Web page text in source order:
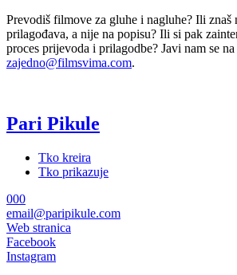
Prevodiš filmove za gluhe i nagluhe? Ili znaš
prilagođava, a nije na popisu? Ili si pak
proces prijevoda i prilagodbe? Javi nam se na
zajedno@filmsvima.com.
Pari Pikule
Tko kreira
Tko prikazuje
000
email@paripikule.com
Web stranica
Facebook
Instagram